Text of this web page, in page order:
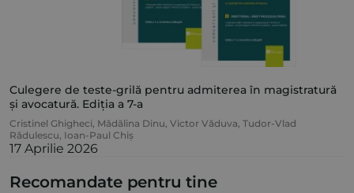
Culegere de teste-grilă pentru admiterea în magistratură
și avocatură. Ediția a 7-a
Cristinel Ghigheci, Mădălina Dinu, Victor Văduva, Tudor-Vlad
Rădulescu, Ioan-Paul Chiș
17 Aprilie 2026
Recomandate pentru tine